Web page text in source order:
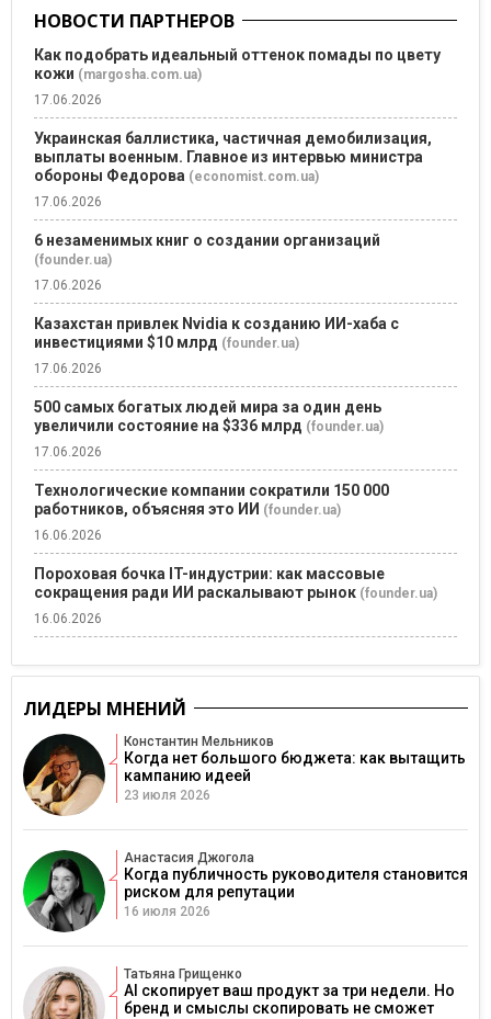
НОВОСТИ ПАРТНЕРОВ
Как подобрать идеальный оттенок помады по цвету
кожи (margosha.com.ua)
17.06.2026
Украинская баллистика, частичная демобилизация,
выплаты военным. Главное из интервью министра
обороны Федорова (economist.com.ua)
17.06.2026
6 незаменимых книг о создании организаций
(founder.ua)
17.06.2026
Казахстан привлек Nvidia к созданию ИИ-хаба с
инвестициями $10 млрд (founder.ua)
17.06.2026
500 самых богатых людей мира за один день
увеличили состояние на $336 млрд (founder.ua)
17.06.2026
Технологические компании сократили 150 000
работников, объясняя это ИИ (founder.ua)
16.06.2026
Пороховая бочка IT-индустрии: как массовые
сокращения ради ИИ раскалывают рынок (founder.ua)
16.06.2026
ЛИДЕРЫ МНЕНИЙ
Константин Мельников
Когда нет большого бюджета: как вытащить
кампанию идеей
23 июля 2026
Анастасия Джогола
Когда публичность руководителя становится
риском для репутации
16 июля 2026
Татьяна Грищенко
AI скопирует ваш продукт за три недели. Но
бренд и смыслы скопировать не сможет